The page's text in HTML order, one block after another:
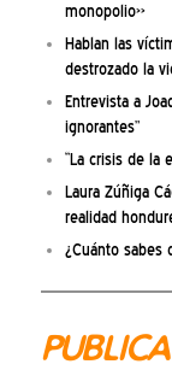
monopolio»
Hablan las
destrozado la
Entrevista a
ignorantes”
“La crisis de la
Laura Zúñiga
realidad
¿Cuánto sabes